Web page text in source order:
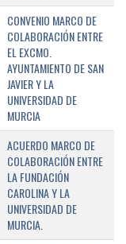
CONVENIO MARCO DE
COLABORACIÓN ENTRE
EL EXCMO.
AYUNTAMIENTO DE SAN
JAVIER Y LA
UNIVERSIDAD DE
MURCIA
ACUERDO MARCO DE
COLABORACIÓN ENTRE
LA FUNDACIÓN
CAROLINA Y LA
UNIVERSIDAD DE
MURCIA.